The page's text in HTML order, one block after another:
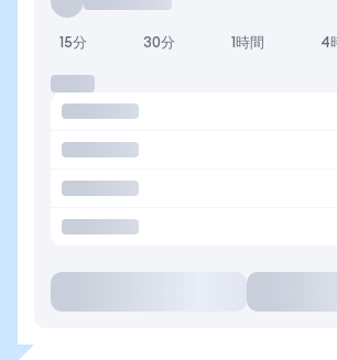
15分 30分 1時間 4